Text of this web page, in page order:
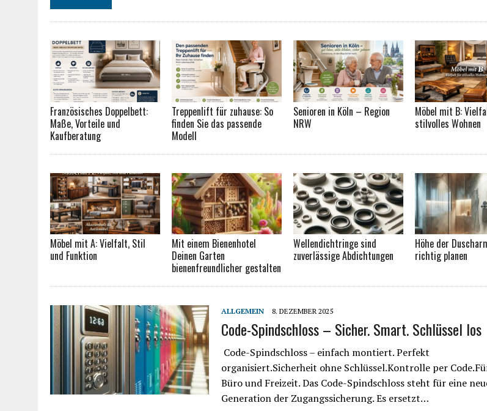
Französisches Doppelbett:
Maße, Vorteile und
Kaufberatung
Treppenlift für zuhause: So
finden Sie das passende
Modell
Senioren in Köln – Region
NRW
Möbel mit B:
stilvolles Wohnen
Möbel mit A: Vielfalt, Stil
und Funktion
Mit einem Bienenhotel
Deinen Garten
bienenfreundlicher gestalten
Wellendichtringe sind
zuverlässige Abdichtungen
Höhe der
richtig planen
ALLGEMEIN 8. DEZEMBER 2025
Code-Spindschloss – Sicher. Smart. Schlüssel los
Code-Spindschloss – einfach montiert. Perfekt
organisiert.Sicherheit ohne Schlüssel.Kontrolle per
Büro und Freizeit. Das Code-Spindschloss steht für eine
Generation der Zugangssicherung. Es ersetzt…